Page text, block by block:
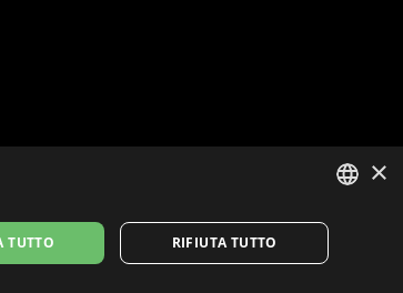
ITALIAN
ENGLISH
×
TUTTO RIFIUTA TUTTO